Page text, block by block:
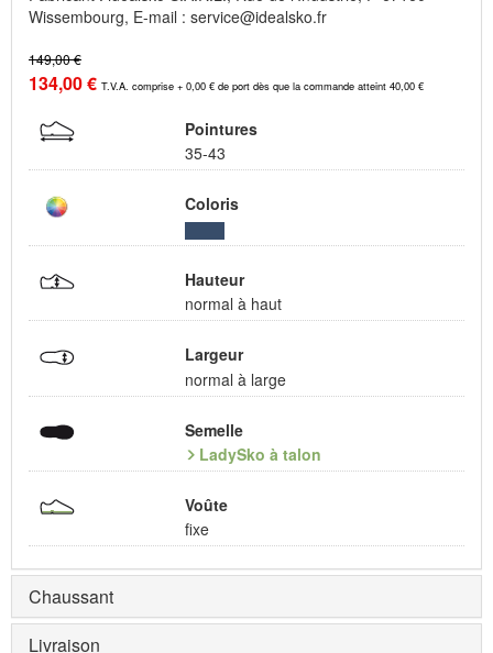
Wissembourg, E-mail : service@idealsko.fr
149,00 €
134,00 € T.V.A. comprise + 0,00 € de port dès que la commande atteint 40,00 €
Pointures
35-43
Coloris
Hauteur
normal à haut
Largeur
normal à large
Semelle
LadySko à talon
Voûte
fixe
Chaussant
Livraison